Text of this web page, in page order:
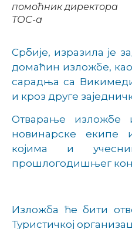
помоћник директора
ТОС-а
Србије, изразила је
домаћин изложбе,
сарадња са
и кроз друге
Отварање изложбе
новинарске екипе
којима и
прошлогодишњег
Изложба ће бити
Туристичкој